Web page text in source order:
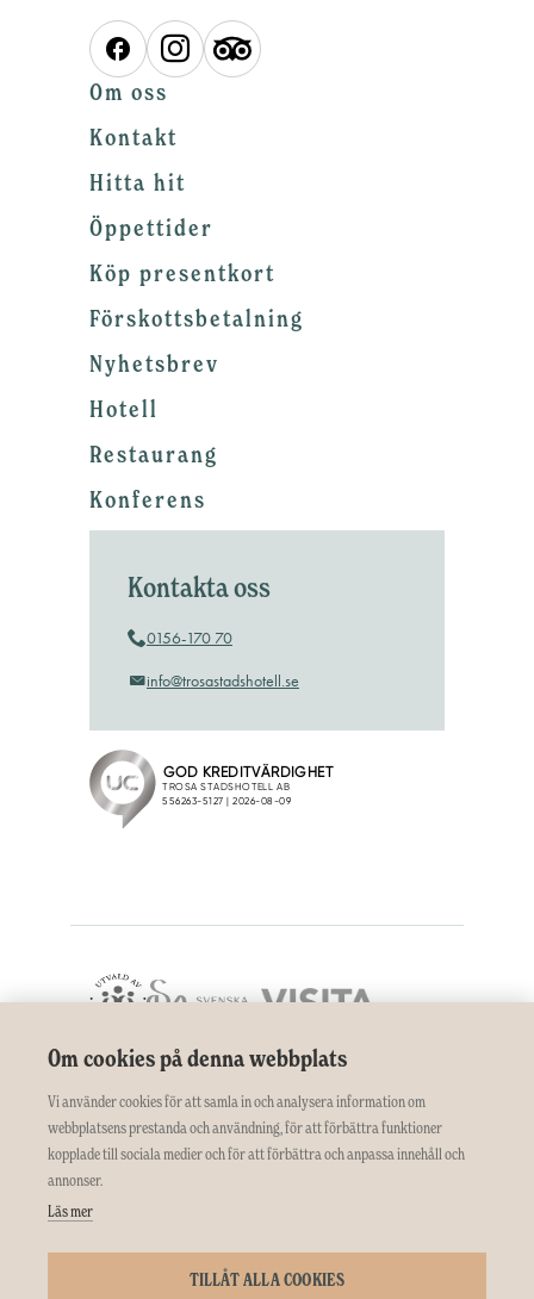
Om oss
Kontakt
Hitta hit
Öppettider
Köp presentkort
Förskottsbetalning
Nyhetsbrev
Hotell
Restaurang
Konferens
Kontakta oss
0156-170 70
info@trosastadshotell.se
Om cookies på denna webbplats
Vi använder cookies för att samla in och analysera information om
webbplatsens prestanda och användning, för att förbättra funktioner
kopplade till sociala medier och för att förbättra och anpassa innehåll och
annonser.
Läs mer
TILLÅT ALLA COOKIES